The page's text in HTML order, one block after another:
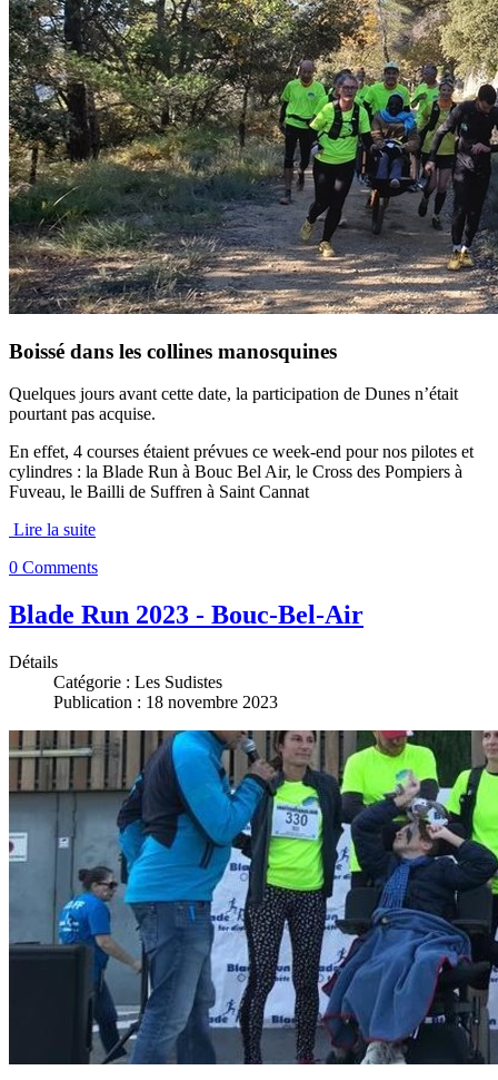
Boissé dans les collines manosquines
Quelques jours avant cette date, la participation de Dunes n’était
pourtant pas acquise.
En effet, 4 courses étaient prévues ce week-end pour nos pilotes et
cylindres : la Blade Run à Bouc Bel Air, le Cross des Pompiers à
Fuveau, le Bailli de Suffren à Saint Cannat
Lire la suite
0 Comments
Blade Run 2023 - Bouc-Bel-Air
Détails
Catégorie : Les Sudistes
Publication : 18 novembre 2023